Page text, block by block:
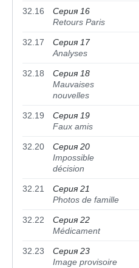
32.16
Серия 16
Retours Paris
32.17
Серия 17
Analyses
32.18
Серия 18
Mauvaises
nouvelles
32.19
Серия 19
Faux amis
32.20
Серия 20
Impossible
décision
32.21
Серия 21
Photos de famille
32.22
Серия 22
Médicament
32.23
Серия 23
Image provisoire